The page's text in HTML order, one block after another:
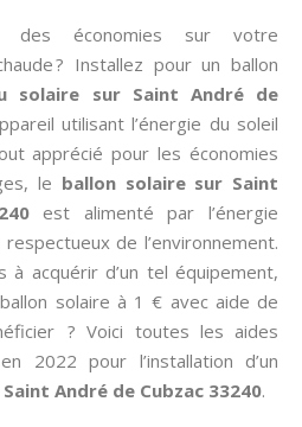
des économies sur votre
? Installez pour un ballon
solaire sur Saint André de
utilisant l’énergie du soleil
apprécié pour les économies
le ballon solaire sur Saint
est alimenté par l’énergie
de l’environnement.
à acquérir d’un tel équipement,
solaire à 1 € avec aide de
? Voici toutes les aides
2022 pour l’installation d’un
André de Cubzac 33240.